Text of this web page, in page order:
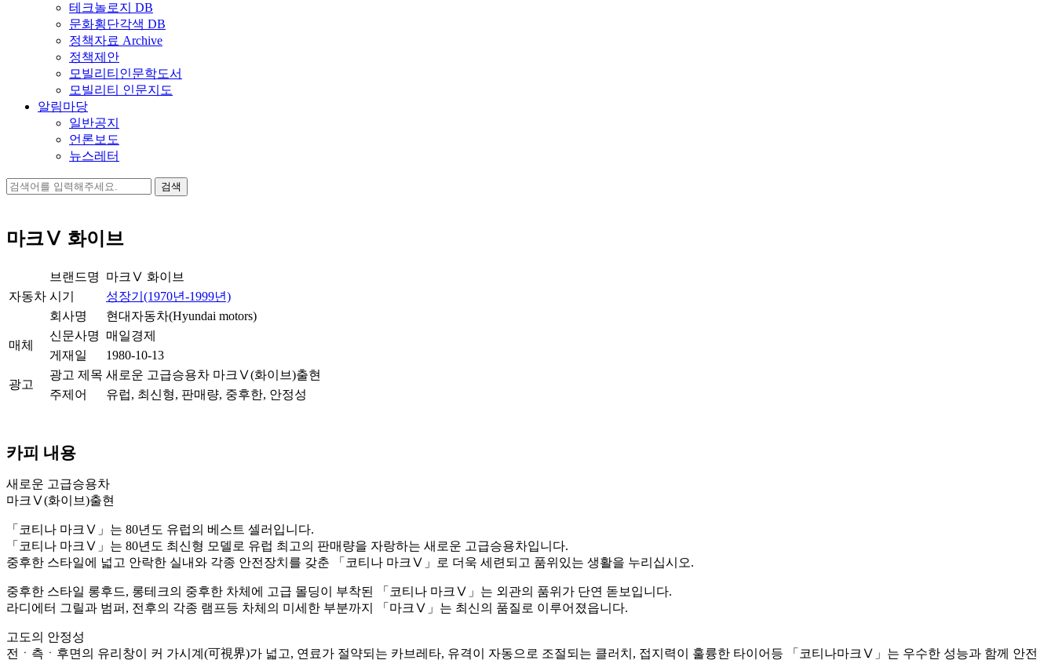
테크놀로지 DB
문화횡단각색 DB
정책자료 Archive
정책제안
모빌리티인문학도서
모빌리티 인문지도
알림마당
일반공지
언론보도
뉴스레터
검
마크Ⅴ 화이브
자동차
브랜드명
마크Ⅴ 화이브
시기
성장기(1970년-1999년)
회사명
현대자동차(Hyundai motors)
매체
신문사명
매일경제
게재일
1980-10-13
광고
광고 제목 새로운 고급승용차 마크Ⅴ(화이브)출현
주제어
유럽, 최신형, 판매량, 중후한, 안정성
카피 내용
새로운 고급승용차
마크Ⅴ(화이브)출현
「코티나 마크Ⅴ」는 80년도 유럽의 베스트 셀러입니다.
「코티나 마크Ⅴ」는 80년도 최신형 모델로 유럽 최고의 판매량을 자랑하는 새로운 고급승용차입니다.
중후한 스타일에 넓고 안락한 실내와 각종 안전장치를 갖춘 「코티나 마크Ⅴ」로 더욱 세련되고 품위있는 생활을 누리십시오.
중후한 스타일 롱후드, 롱테크의 중후한 차체에 고급 몰딩이 부착된 「코티나 마크Ⅴ」는 외관의 품위가 단연 돋보입니다.
라디에터 그릴과 범퍼, 전후의 각종 램프등 차체의 미세한 부분까지 「마크Ⅴ」는 최신의 품질로 이루어졌읍니다.
고도의 안정성
전ㆍ측ㆍ후면의 유리창이 커 가시계(可視界)가 넓고, 연료가 절약되는 카브레타, 유격이 자동으로 조절되는 클러치, 접지력이 훌륭한 타이어등 「코티나마크Ⅴ」는 우수한 성능과 함께 안전